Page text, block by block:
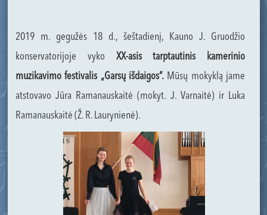
2019 m. gegužės 18 d., šeštadienį, Kauno J. Gruodžio
konservatorijoje vyko XX-asis tarptautinis kamerinio
muzikavimo festivalis „Garsų išdaigos”. Mūsų mokyklą jame
atstovavo Jūra Ramanauskaitė (mokyt. J. Varnaitė) ir Luka
Ramanauskaitė (Ž. R. Laurynienė).